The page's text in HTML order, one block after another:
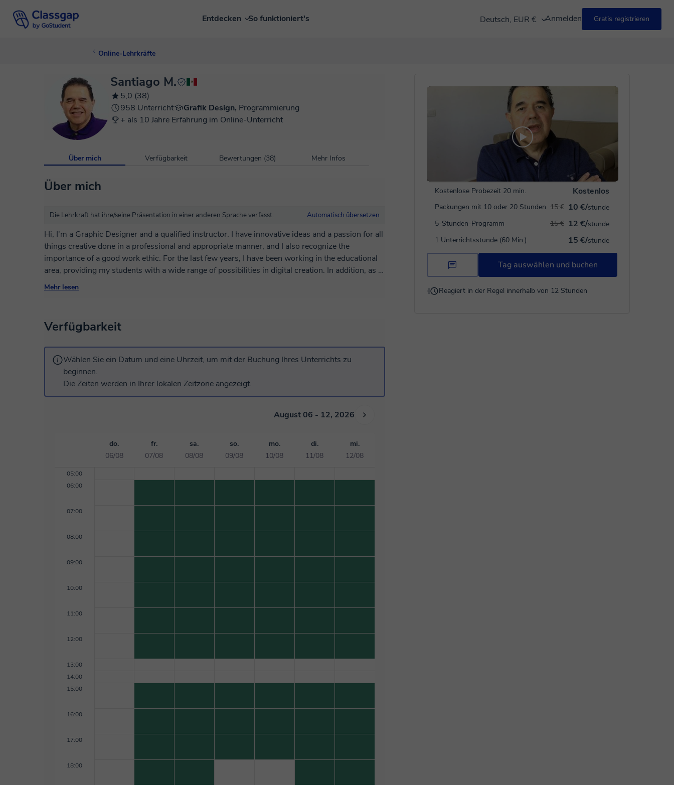
Entdecken So funktioniert's Deutsch, EUR € Anmelden Gratis registrieren
Online-Lehrkräfte
Kostenlose Probezeit 20 min. Kostenlos
Packungen mit 10 oder 20 Stunden 10 €/stunde
15 €
5-Stunden-Programm
12 €/stunde
15 €
1 Unterrichtsstunde (60 Min.)
15 €/stunde
Tag auswählen und buchen
Reagiert in der Regel innerhalb von 12 Stunden
Santiago M.
5,0 (38)
958 Unterricht
Grafik Design, Programmierung
+ als 10 Jahre Erfahrung im Online-Unterricht
Über mich Verfügbarkeit Bewertungen (38) Mehr Infos
Über mich
Die Lehrkraft hat ihre/seine Präsentation in einer anderen Sprache verfasst. Automatisch übersetzen
Hi, I'm a Graphic Designer and a qualified instructor. I have innovative ideas and a passion for all
things creative done in a professional and appropriate manner, and I also recognize the
importance of a good work ethic. For the last few years, I have been working in the educational
area, providing my students with a wide range of possibilities in digital creation. In addition, as a
freelancer, I feel that through this experience I can easily interact with people, allowing me to find
Mehr lesen
Verfügbarkeit
Wählen Sie ein Datum und eine Uhrzeit, um mit der Buchung Ihres Unterrichts zu
beginnen.
Die Zeiten werden in Ihrer lokalen Zeitzone angezeigt.
August 06 - 12, 2026
do.
06/08
fr.
07/08
sa.
08/08
so.
09/08
mo.
10/08
di.
11/08
mi.
12/08
05:00
06:00
07:00
08:00
09:00
10:00
11:00
12:00
13:00
14:00
15:00
16:00
17:00
18:00